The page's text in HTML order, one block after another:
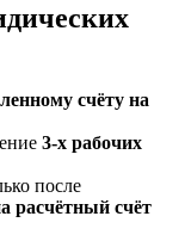
счёту на
3‑х рабочих
после
расчётный счёт